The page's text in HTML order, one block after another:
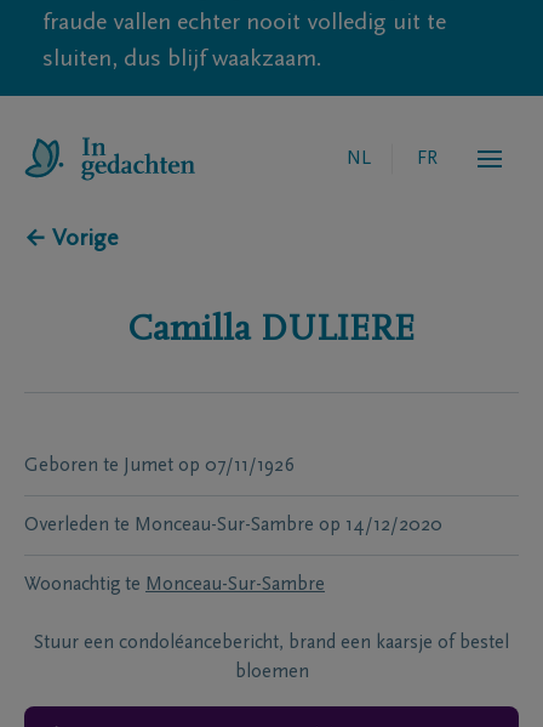
fraude vallen echter nooit volledig uit te
sluiten, dus blijf waakzaam.
NL FR
← Vorige
Camilla DULIERE
Geboren te Jumet op 07/11/1926
Overleden te Monceau-Sur-Sambre op 14/12/2020
Woonachtig te Monceau-Sur-Sambre
Stuur een condoléancebericht, brand een kaarsje of bestel
bloemen